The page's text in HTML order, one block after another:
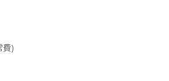
費)